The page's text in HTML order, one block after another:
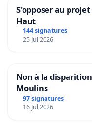
S'opposer au
Haut
144 signatures
25 Jul 2026
Non à la
Moulins
97 signatures
16 Jul 2026